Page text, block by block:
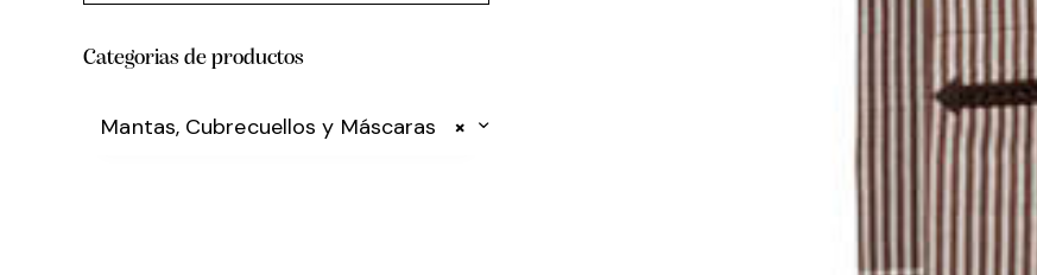
Categorias de productos
×
Mantas, Cubrecuellos y Máscaras